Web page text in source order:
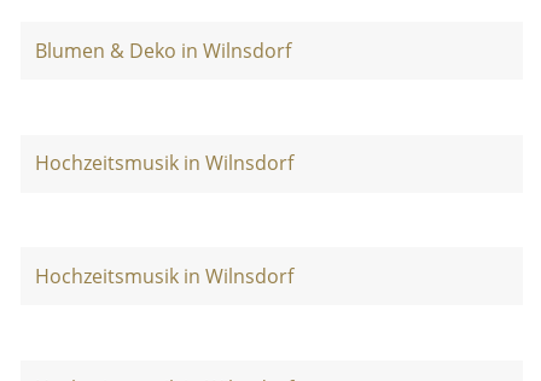
Blumen & Deko in Wilnsdorf
Hochzeitsmusik in Wilnsdorf
Hochzeitsmusik in Wilnsdorf